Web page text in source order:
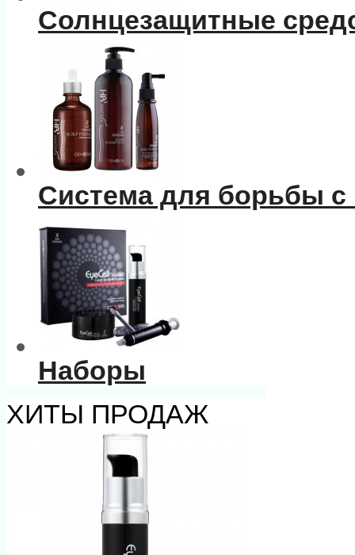
Солнцезащитные
Система для борьбы
Наборы
ХИТЫ ПРОДАЖ